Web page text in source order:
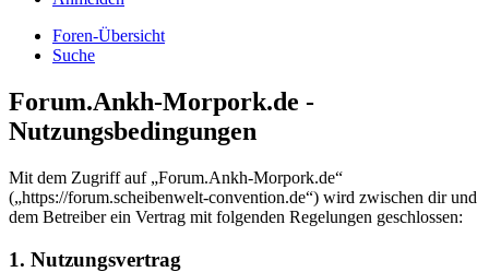
Foren-Übersicht
Suche
Forum.Ankh-Morpork.de -
Nutzungsbedingungen
Mit dem Zugriff auf „Forum.Ankh-Morpork.de“
(„https://forum.scheibenwelt-convention.de“) wird zwischen dir und
dem Betreiber ein Vertrag mit folgenden Regelungen geschlossen:
1. Nutzungsvertrag